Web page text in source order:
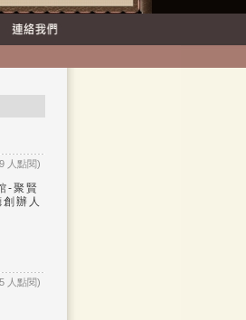
人點閱)
-聚賢
辦人
人點閱)